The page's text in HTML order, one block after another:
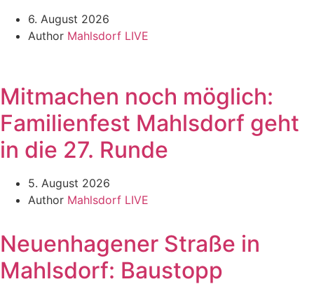
6. August 2026
Author Mahlsdorf LIVE
Mitmachen noch möglich:
Familienfest Mahlsdorf geht
in die 27. Runde
5. August 2026
Author Mahlsdorf LIVE
Neuenhagener Straße in
Mahlsdorf: Baustopp